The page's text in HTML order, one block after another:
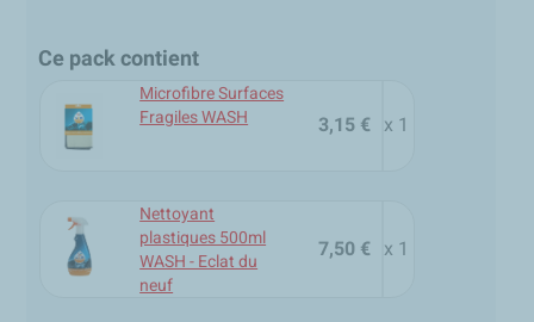
Ce pack contient
Microfibre Surfaces
Fragiles WASH
3,15 € x 1
Nettoyant
plastiques 500ml
WASH - Eclat du
neuf
7,50 € x 1